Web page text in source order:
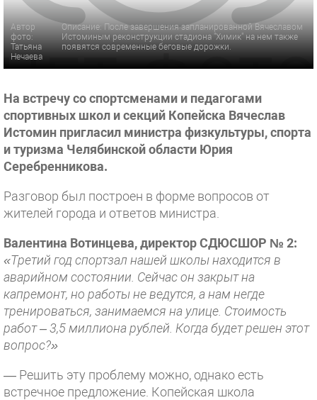
Автор
фото:
Татьяна
Нечаева
Описание: После завершения запланированной Вячеславом
Истоминым реконструкции стадиона "Химик" на нем также
появятся современные беговые дорожки.
На встречу со спортсменами и педагогами
спортивных школ и секций Копейска Вячеслав
Истомин пригласил министра физкультуры, спорта
и туризма Челябинской области Юрия
Серебренникова.
Разговор был построен в форме вопросов от
жителей города и ответов министра.
Валентина Вотинцева, директор СДЮСШОР № 2:
«Третий год спортзал нашей школы находится в
аварийном состоянии. Сейчас он закрыт на
капремонт, но работы не ведутся, а нам негде
тренироваться, занимаемся на улице. Стоимость
работ – 3,5 миллиона рублей. Когда будет решен этот
вопрос?»
— Решить эту проблему можно, однако есть
встречное предложение. Копейская школа